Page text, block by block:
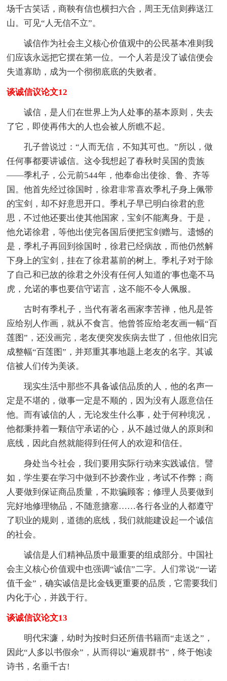
场千古笑话，商鞅有信也横扫六合，周王无信则葬送江
山。可见“人无信不立”。
诚信作为社会主义核心价值观中的公民基本准则我
们应该永远把它摆在第一位。一个人若是没了诚信便会
失道寡助，成为一个彻彻底底的失败者。
谈诚信议论文12
诚信，是人们在世界上为人处事的基本原则，失去
了它，即使再伟大的人也会被人所瞧不起。
孔子曾说过：“人而无信，不知其可也。”所以，做
任何事都要讲诚信。这令我想起了春秋时吴国的贵族
——季札子，公元前544年，他奉命出使徐、鲁、齐等
国。他首先经过徐国时，徐君非常喜欢季札子身上佩带
的宝剑，却不好意思开口。季札子早已明白徐君的意
思，不过他还要出使其他国家，宝剑不能离身。于是，
他允诺徐君，等他出使完各国后便把宝剑赠与。遗憾的
是，季札子再回到徐国时，徐君已经病故，而他仍然解
下身上的宝剑，挂在了徐君墓前的树上。季札子对于除
了自己和已故的徐君之外没有任何人知道的'事也毫不马
虎，允诺的事也要信守诺言，这不能不令人佩服。
古时有季札子，当代有著名画家李苦禅，他凡是答
应给别人作画，就从不食言。他曾答应给老友画一幅“百
莲图”，还没画完，老友便突发疾病去世了，但他依旧完
成整幅“百莲图”，并郑重其事地题上老友的名字。其诚
信被人们传为美谈。
现实生活中那些不具备诚信品质的人，他的名声一
定是不堪的，做事一定是不顺的，因为没有人愿意信任
他。而有诚信的人，无论发生什么事，处于何种境况，
他都秉持着一颗信守承诺的心，从不越过做人的原则和
底线，因此自然就能得到任何人的欢迎和信任。
身处当今社会，我们要用实际行动来实践诚信。譬
如，学生要在学习中做到不抄袭作业，考试不作弊；商
人要做到保证商品质量，不欺骗顾客；修理人员要做到
完好地修理物品，不随意搪塞……各行各业的人都遵守
了职业的规则，道德的底线，我们就能建设起一个诚信
的社会。
诚信是人们精神品质中最重要的组成部分。中国社
会主义核心价值观中也强调“诚信”二字。人们常说“一诺
值千金”，确实诚信是比金钱更重要的品质，它需要我们
内化于心，并践于行。
谈诚信议论文13
明代宋濂，幼时为按时归还所借书籍而“走送之”，
因此“人多以书假余”，从而得以“遍观群书”，终于饱读
诗书，名垂千古!